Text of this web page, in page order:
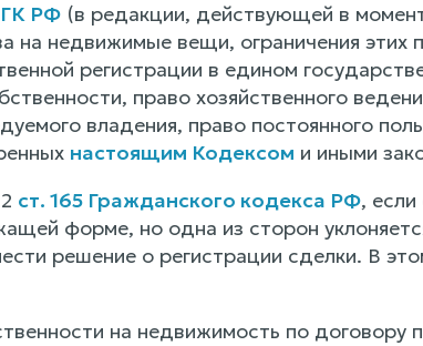
ГК РФ(в редакции, действующей в
на недвижимые вещи, ограничения этих
регистрации в едином
право хозяйственного
владения, право постоянного
настоящим Кодексом и иными
ст. 165 Гражданского кодекса РФ,
форме, но одна из сторон
решение о регистрации сделки. В
на недвижимость по